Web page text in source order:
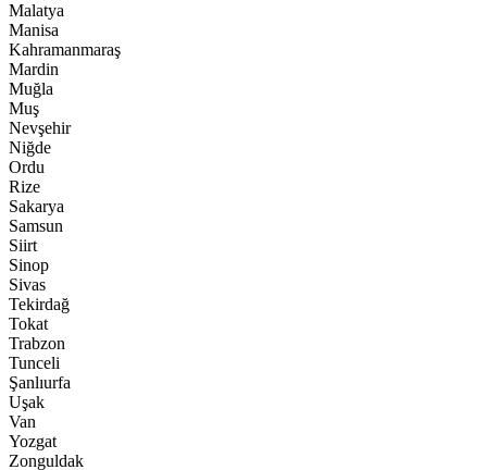
Malatya
Manisa
Kahramanmaraş
Mardin
Muğla
Muş
Nevşehir
Niğde
Ordu
Rize
Sakarya
Samsun
Siirt
Sinop
Sivas
Tekirdağ
Tokat
Trabzon
Tunceli
Şanlıurfa
Uşak
Van
Yozgat
Zonguldak